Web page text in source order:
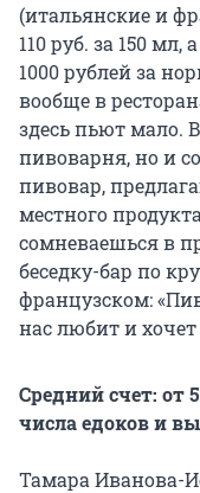
(итальянские и
110 руб. за 150
1000 рублей за
вообще в
здесь пьют мало.
пивоварня, но и
пивовар,
местного
сомневаешься в
беседку-бар по
французском:
нас любит и
Средний счет: от
числа едоков и
Тамара Иванова-